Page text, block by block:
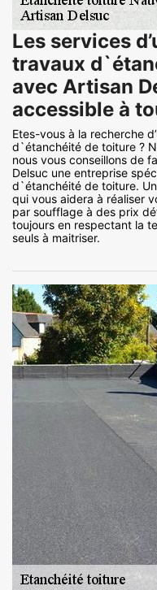
Les services
travaux
avec Artisan
accessible à
Etes-vous à la recherche
d`étanchéité de toiture ?
nous vous conseillons de
Delsuc une entreprise
d`étanchéité de toiture.
qui vous aidera à réaliser
par soufflage à des prix
toujours en respectant la
seuls à maitriser.